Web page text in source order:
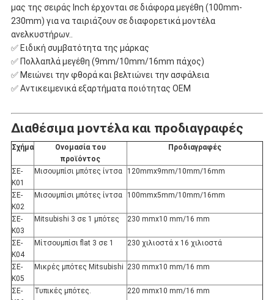
μας της σειράς Inch έρχονται σε διάφορα μεγέθη (100mm-
230mm) για να ταιριάζουν σε διαφορετικά μοντέλα
ανελκυστήρων..
✅ Ειδική συμβατότητα της μάρκας
✅ Πολλαπλά μεγέθη (9mm/10mm/16mm πάχος)
✅ Μειώνει την φθορά και βελτιώνει την ασφάλεια
✅ Αντικειμενικά εξαρτήματα ποιότητας OEM
Διαθέσιμα μοντέλα και προδιαγραφές
Σχήμα
Ονομασία του
προϊόντος
Προδιαγραφές
ΣΕ-
Κ01
Μισουμπίσι μπότες ίντσα 120mmx9mm/10mm/16mm
ΣΕ-
Κ02
Μισουμπίσι μπότες ίντσα 100mmx5mm/10mm/16mm
ΣΕ-
Κ03
Mitsubishi 3 σε 1 μπότες 230 mmx10 mm/16 mm
ΣΕ-
Κ04
Μίτσουμπίσι flat 3 σε 1 230 χιλιοστά x 16 χιλιοστά
ΣΕ-
Κ05
Μικρές μπότες Mitsubishi 230 mmx10 mm/16 mm
ΣΕ-
Τυπικές μπότες. 220 mmx10 mm/16 mm